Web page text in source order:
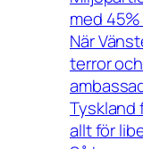
med
När
terror
allt för